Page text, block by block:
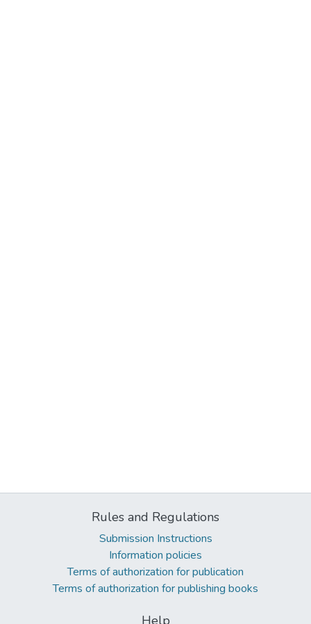
Rules and Regulations
Submission Instructions
Information policies
Terms of authorization for publication
Terms of authorization for publishing books
Help